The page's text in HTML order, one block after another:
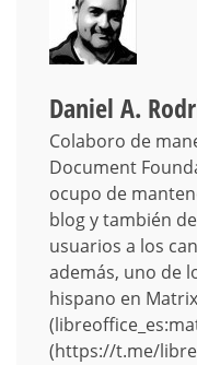
Daniel A.
Colaboro de
Document
ocupo de
blog y también
usuarios a los
además, uno de
hispano en Matrix
(https://t.me/